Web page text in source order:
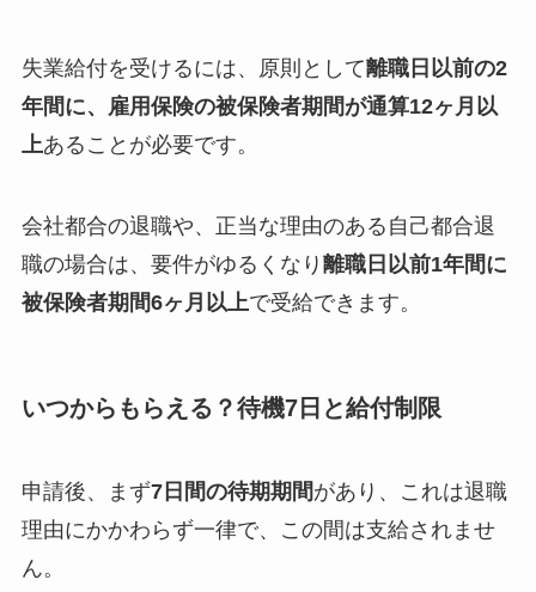
失業給付を受けるには、原則として離職日以前の2
年間に、雇用保険の被保険者期間が通算12ヶ月以
上あることが必要です。
会社都合の退職や、正当な理由のある自己都合退
職の場合は、要件がゆるくなり 離職日以前1年間に
被保険者期間6ヶ月以上で受給できます。
いつからもらえる？待機7日と給付制限
申請後、まず7日間の待期期間があり、これは退職
理由にかかわらず一律で、この間は支給されませ
ん。